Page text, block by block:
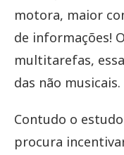
motora, maior
de informações!
multitarefas,
das não musicais.
Contudo o
procura